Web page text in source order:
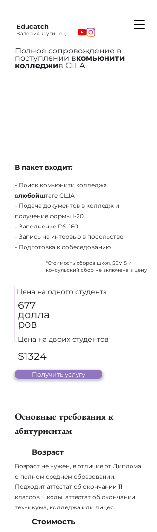
Educatch
Валерия Лугинец
Полное сопровождение в
поступлении вкомьюнити
колледжив США
В пакет входит:
- Поиск комьюнити колледжа
влюбойштате США
- Подача документов в колледж и
получение формы I-20
- Заполнение DS-160
- Запись на интервью в посольстве
- Подготовка к собеседованию
*Стоимость сборов школ, SEVIS и
консульский сбор не включена в цену
Цена на одного студента
677
долла
ров
Цена на двоих студентов
$1324
Получить услугу
Возраст
Возраст не нужен, в отличие от Диплома
о полном среднем образовании.
Подходит аттестат об окончании 11
классов школы, аттестат об окончании
техникума, колледжа или лицея.
Стоимость
Основные требования к
абитуриентам